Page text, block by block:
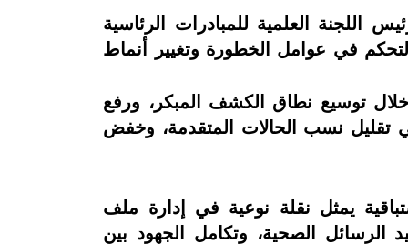
اللجنة العلمية للمبادرات الرئاسية
الوقاية منها عبر التحكم في عوامل الخطورة وتغيير أنماط
توسيع نطاق الكشف المبكر، ورفع
نسب الحالات المتقدمة، وخفض
يمثل نقلة نوعية في إدارة ملف
الصحية، وتكامل الجهود بين